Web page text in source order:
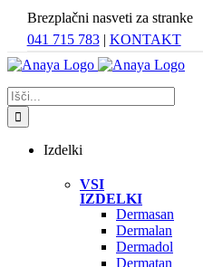
Skip
content
Brezplačni nasveti za stranke
041 715 783| KONTAKT
Search
for:
Izdelki
VSI
IZDELKI
Dermasan
Dermalan
Dermadol
Dermatan